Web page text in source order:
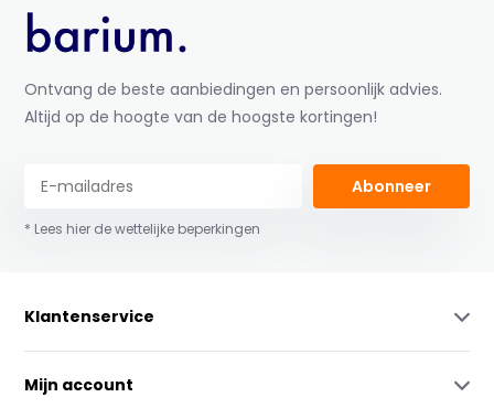
Ontvang de beste aanbiedingen en persoonlijk advies.
Altijd op de hoogte van de hoogste kortingen!
Abonneer
* Lees hier de wettelijke beperkingen
Klantenservice
Mijn account